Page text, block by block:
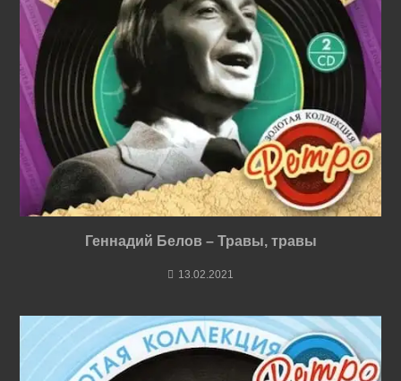
Геннадий Белов – Травы, травы
13.02.2021